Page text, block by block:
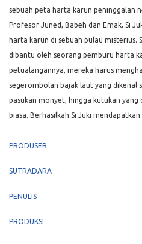
sebuah peta harta karun peninggalan
Profesor Juned, Babeh dan Emak, Si
harta karun di sebuah pulau misterius.
dibantu oleh seorang pemburu harta
petualangannya, mereka harus
segerombolan bajak laut yang dikenal
pasukan monyet, hingga kutukan
biasa. Berhasilkah Si Juki
PRODUSER
SUTRADARA
PENULIS
PRODUKSI